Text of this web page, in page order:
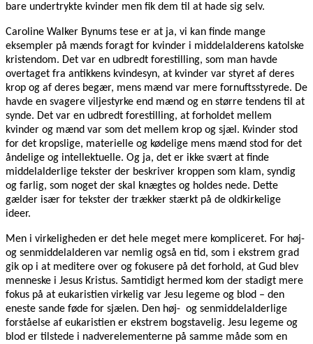
bare undertrykte kvinder men fik dem til at hade sig selv.
Caroline Walker Bynums tese er at ja, vi kan finde mange
eksempler på mænds foragt for kvinder i middelalderens katolske
kristendom. Det var en udbredt forestilling, som man havde
overtaget fra antikkens kvindesyn, at kvinder var styret af deres
krop og af deres begær, mens mænd var mere fornuftsstyrede. De
havde en svagere viljestyrke end mænd og en større tendens til at
synde. Det var en udbredt forestilling, at forholdet mellem
kvinder og mænd var som det mellem krop og sjæl. Kvinder stod
for det kropslige, materielle og kødelige mens mænd stod for det
åndelige og intellektuelle. Og ja, det er ikke svært at finde
middelalderlige tekster der beskriver kroppen som klam, syndig
og farlig, som noget der skal knægtes og holdes nede. Dette
gælder især for tekster der trækker stærkt på de oldkirkelige
ideer.
Men i virkeligheden er det hele meget mere kompliceret. For høj-
og senmiddelalderen var nemlig også en tid, som i ekstrem grad
gik op i at meditere over og fokusere på det forhold, at Gud blev
menneske i Jesus Kristus. Samtidigt hermed kom der stadigt mere
fokus på at eukaristien virkelig var Jesu legeme og blod – den
eneste sande føde for sjælen. Den høj- og senmiddelalderlige
forståelse af eukaristien er ekstrem bogstavelig. Jesu legeme og
blod er tilstede i nadverelementerne på samme måde som en